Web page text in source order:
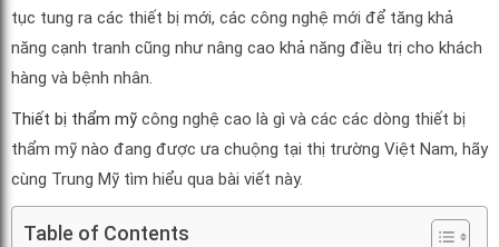
tục tung ra các thiết bị mới, các công nghệ mới để tăng khả
năng cạnh tranh cũng như nâng cao khả năng điều trị cho khách
hàng và bệnh nhân.
Thiết bị thẩm mỹ công nghệ cao là gì và các các dòng thiết bị
thẩm mỹ nào đang được ưa chuộng tại thị trường Việt Nam, hãy
cùng Trung Mỹ tìm hiểu qua bài viết này.
Table of Contents